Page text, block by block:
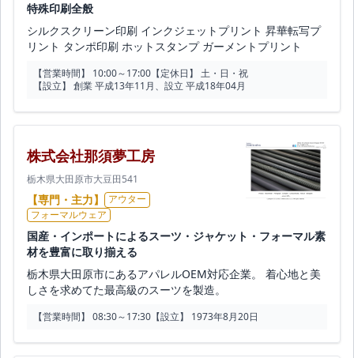
特殊印刷全般
シルクスクリーン印刷 インクジェットプリント 昇華転写プ
リント タンポ印刷 ホットスタンプ ガーメントプリント
【営業時間】 10:00～17:00 【定休日】 土・日・祝
【設立】 創業 平成13年11月、設立 平成18年04月
株式会社那須夢工房
栃木県大田原市大豆田541
【専門・主力】
アウター
フォーマルウェア
国産・インポートによるスーツ・ジャケット・フォーマル素
材を豊富に取り揃える
栃木県大田原市にあるアパレルOEM対応企業。 着心地と美
しさを求めてた最高級のスーツを製造。
【営業時間】 08:30～17:30 【設立】 1973年8月20日